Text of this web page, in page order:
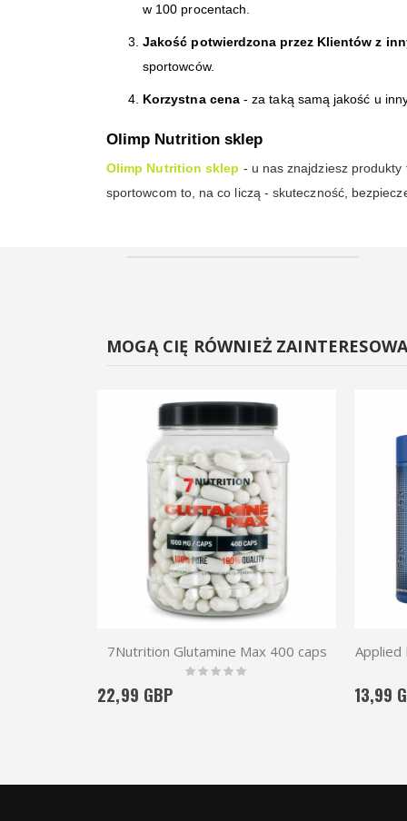
w 100 procentach.
Jakość potwierdzona przez Klientów z
sportowców.
Korzystna cena- za taką samą jakość u
Olimp Nutrition sklep
Olimp Nutrition sklep - u nas znajdziesz
sportowcom to, na co liczą - skuteczność,
MOGĄ CIĘ RÓWNIEŻ
7Nutrition Glutamine Max 400 caps
Rating:
0%
22,99 GBP
Applied
13,99